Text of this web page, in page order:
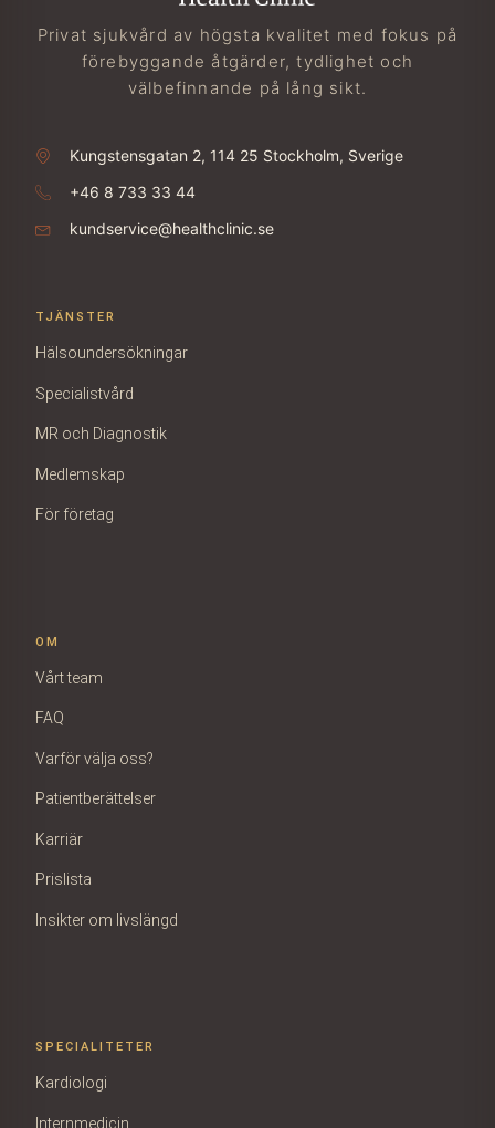
Privat sjukvård av högsta kvalitet med fokus på
förebyggande åtgärder, tydlighet och
välbefinnande på lång sikt.
Kungstensgatan 2, 114 25 Stockholm, Sverige
+46 8 733 33 44
kundservice@healthclinic.se
TJÄNSTER
Hälsoundersökningar
Specialistvård
MR och Diagnostik
Medlemskap
För företag
OM
Vårt team
FAQ
Varför välja oss?
Patientberättelser
Karriär
Prislista
Insikter om livslängd
SPECIALITETER
Kardiologi
Internmedicin